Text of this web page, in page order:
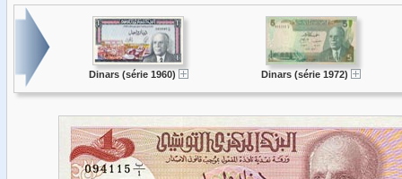
Dinars (série 1960) Dinars (série 1972)